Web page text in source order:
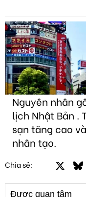
Nguyên nhân
lịch Nhật Bản .
sạn tăng cao
nhân tạo.
Chia sẻ: Facebook
Được quan tâm